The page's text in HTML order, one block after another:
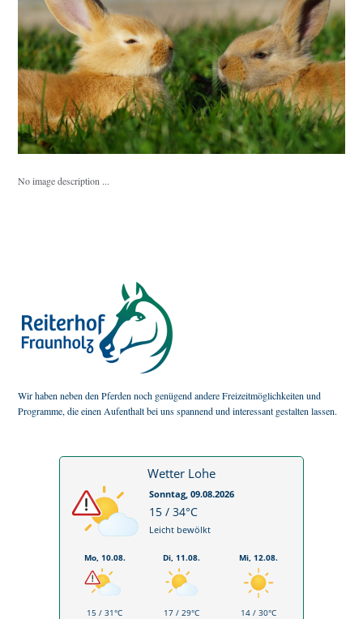
No image description ...
Wir haben neben den Pferden noch genügend andere Freizeitmöglichkeiten und
Programme, die einen Aufenthalt bei uns spannend und interessant gestalten lassen.
Wetter Lohe
Sonntag, 09.08.2026
15 / 34°C
Leicht bewölkt
Mo, 10.08.
15 / 31°C
Di, 11.08.
17 / 29°C
Mi, 12.08.
14 / 30°C